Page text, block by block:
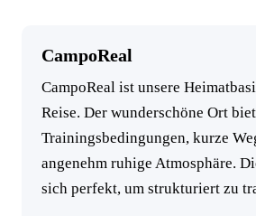
CampoReal
CampoReal ist unsere
Reise. Der wunderschöne Ort
Trainingsbedingungen, kurze
angenehm ruhige Atmosphäre.
sich perfekt, um strukturiert zu